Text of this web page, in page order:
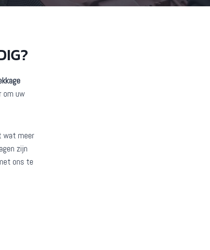
om uw
wat meer
zijn
ons te